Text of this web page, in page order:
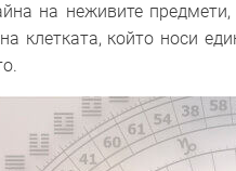
на неживите
клетката, който носи